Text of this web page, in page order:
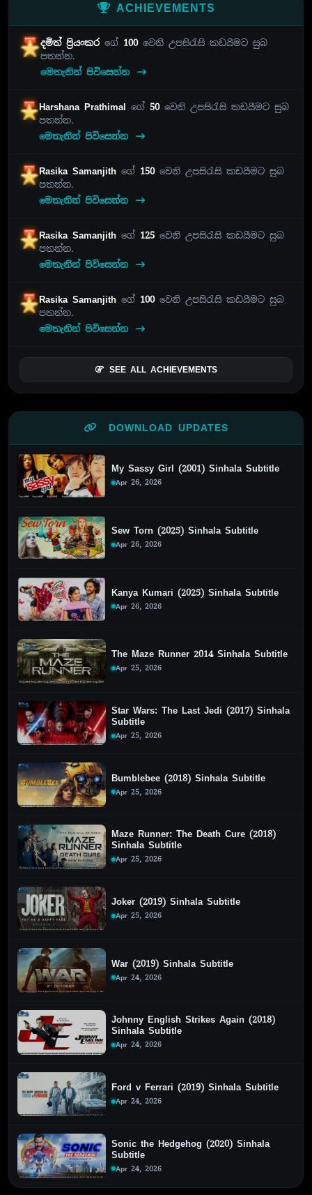
ACHIEVEMENTS
දමිත් ප්‍රියංකරගේ 100වෙනි උපසිරැසි කඩයීමට සුබ
පතන්න.
මෙතැනින් පිවිසෙන්න
Harshana Prathimal ගේ 50වෙනි උපසිරැසි කඩයීමට සුබ
පතන්න.
මෙතැනින් පිවිසෙන්න
Rasika Samanjithගේ 150වෙනි උපසිරැසි කඩයීමට සුබ
පතන්න.
මෙතැනින් පිවිසෙන්න
Rasika Samanjithගේ 125 වෙනි උපසිරැසි කඩයීමට සුබ
පතන්න.
මෙතැනින් පිවිසෙන්න
Rasika Samanjithගේ 100වෙනි උපසිරැසි කඩයීමට සුබ
පතන්න.
මෙතැනින් පිවිසෙන්න
SEE ALL ACHIEVEMENTS
DOWNLOAD UPDATES
My Sassy Girl (2001) Sinhala Subtitle
Apr 26, 2026
Sew Torn (2025) Sinhala Subtitle
Apr 26, 2026
Kanya Kumari (2025) Sinhala Subtitle
Apr 26, 2026
The Maze Runner 2014 Sinhala Subtitle
Apr 25, 2026
Star Wars: The Last Jedi (2017) Sinhala
Subtitle
Apr 25, 2026
Bumblebee (2018) Sinhala Subtitle
Apr 25, 2026
Maze Runner: The Death Cure (2018)
Sinhala Subtitle
Apr 25, 2026
Joker (2019) Sinhala Subtitle
Apr 25, 2026
War (2019) Sinhala Subtitle
Apr 24, 2026
Johnny English Strikes Again (2018)
Sinhala Subtitle
Apr 24, 2026
Ford v Ferrari (2019) Sinhala Subtitle
Apr 24, 2026
Sonic the Hedgehog (2020) Sinhala
Subtitle
Apr 24, 2026